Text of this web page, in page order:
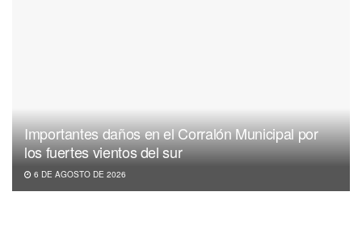
Importantes daños en el Corralón Municipal por
los fuertes vientos del sur
6 DE AGOSTO DE 2026